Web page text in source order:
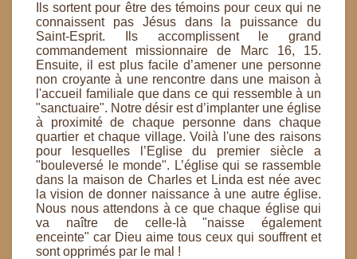
Ils sortent pour être des témoins pour ceux qui ne
connaissent pas Jésus dans la puissance du
Saint-Esprit.
Ils accomplissent le grand
commandement missionnaire de Marc 16, 15.
Ensuite, il est plus facile d’amener une personne
non croyante à une rencontre dans une maison à
l'accueil familiale que dans ce qui ressemble à un
"sanctuaire". Notre désir est d’implanter une église
à proximité de chaque personnedans chaque
quartier et chaque village.Voilà l'une des raisons
pour lesquelles l’Eglise du premier siècle a
"bouleversé le monde". L’église qui se rassemble
dans la maison de Charles et Linda est née avec
la vision de donner naissance à une autre église.
Nous nous attendons à ce que chaque église qui
va naître de celle-là "naisse également
enceinte" car Dieu aime tous ceux qui souffrent et
sont opprimés par le mal !